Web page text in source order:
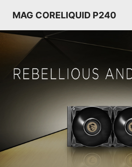
MAG CORELIQUID P240